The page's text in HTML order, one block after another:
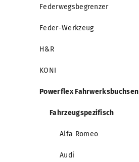
Federwegsbegrenzer
Feder-Werkzeug
H&R
KONI
Powerflex Fahrwerksbuchsen
Fahrzeugspezifisch
Alfa Romeo
Audi